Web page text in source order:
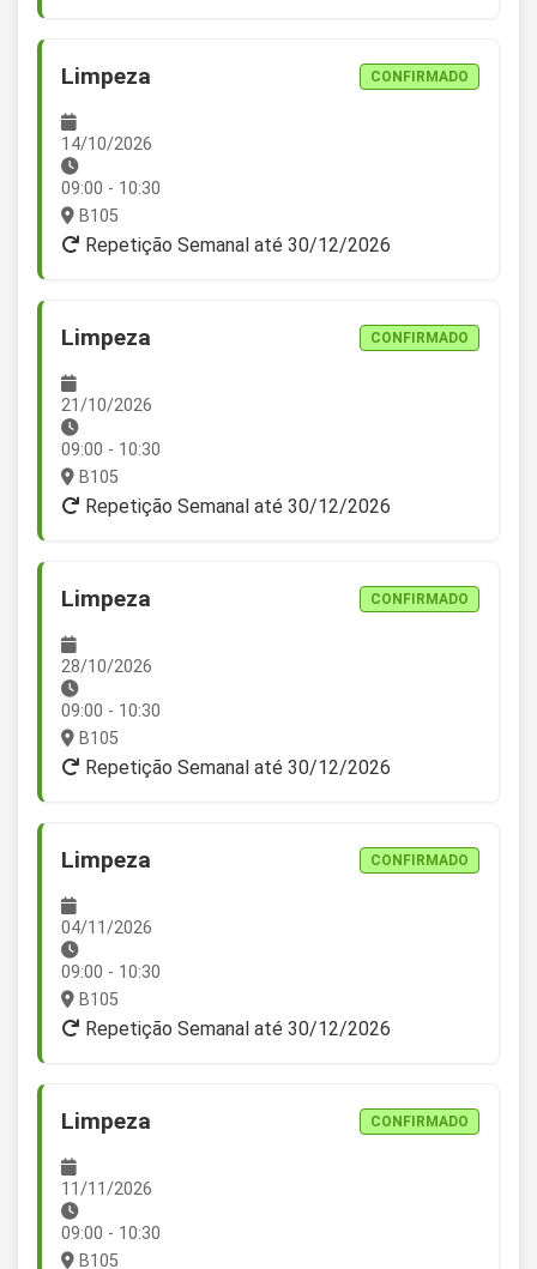
Limpeza CONFIRMADO
14/10/2026
09:00 - 10:30
B105
Repetição Semanal até 30/12/2026
Limpeza CONFIRMADO
21/10/2026
09:00 - 10:30
B105
Repetição Semanal até 30/12/2026
Limpeza CONFIRMADO
28/10/2026
09:00 - 10:30
B105
Repetição Semanal até 30/12/2026
Limpeza CONFIRMADO
04/11/2026
09:00 - 10:30
B105
Repetição Semanal até 30/12/2026
Limpeza CONFIRMADO
11/11/2026
09:00 - 10:30
B105